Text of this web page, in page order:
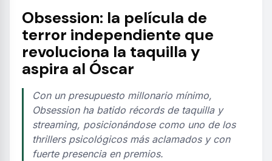
Obsession: la película de
terror independiente que
revoluciona la taquilla y
aspira al Óscar
Con un presupuesto millonario mínimo,
Obsession ha batido récords de taquilla y
streaming, posicionándose como uno de los
thrillers psicológicos más aclamados y con
fuerte presencia en premios.